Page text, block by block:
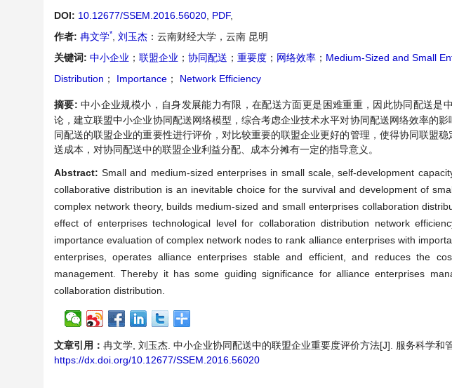
DOI: 10.12677/SSEM.2016.56020 PDF,
作者: 冉文学* 刘玉杰 ：云南财经大学，云南 昆明
关键词: 中小企业 ； 联盟企业 ； 协同配送 ； 重要度 ； 网络效率 ； Medium-Sized and Small
Distribution ； Importance ； Network Efficiency
摘要:中小企业规模小，自身发展能力有限，在配送方面更是困难重重，因此协同配送是
论，建立联盟中小企业协同配送网络模型，综合考虑企业技术水平对协同配送网络效率的
同配送的联盟企业的重要性进行评价，对比较重要的联盟企业更好的管理，使得协同联盟
送成本，对协同配送中的联盟企业利益分配、成本分摊有一定的指导意义。
Abstract:Small and medium-sized enterprises in small scale, self-development
collaborative distribution is an inevitable choice for the survival and development of
complex network theory, builds medium-sized and small enterprises collaboration
effect of enterprises technological level for collaboration distribution network
importance evaluation of complex network nodes to rank alliance enterprises with
enterprises, operates alliance enterprises stable and efficient, and reduces the
management. Thereby it has some guiding significance for alliance enterprises
collaboration distribution.
文章引用： 冉文学, 刘玉杰. 中小企业协同配送中的联盟企业重要度评价方法[J]. 服务科学和
https://dx.doi.org/10.12677/SSEM.2016.56020